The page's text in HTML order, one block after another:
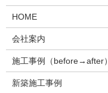
HOME
会社案内
施工事例（before→after）
新築施工事例